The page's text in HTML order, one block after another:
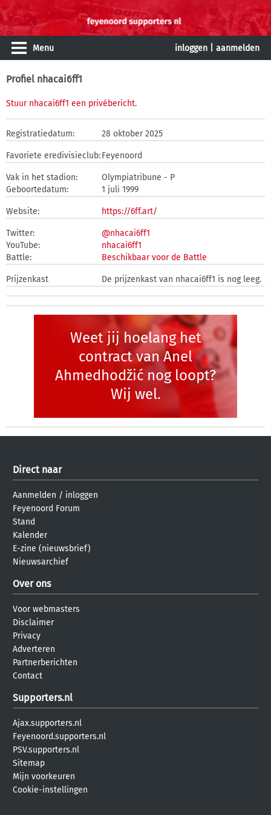
Menu inloggen aanmelden
Profiel nhacai6ff1
Stuur nhacai6ff1 een privébericht.
Registratiedatum: 28 oktober 2025
Favoriete eredivisieclub:Feyenoord
Vak in het stadion:
Olympiatribune - P
Geboortedatum:
1 juli 1999
Website: https://6ff.art/
Twitter:
@nhacai6ff1
YouTube:
nhacai6ff1
Battle:
Beschikbaar voor de Battle
Prijzenkast De prijzenkast van nhacai6ff1 is nog leeg.
Weet jij hoelang het
contract van Anel
Ahmedhodžić nog loopt?
Wij wel.
Direct naar
Aanmelden / inloggen
Feyenoord Forum
Stand
Kalender
E-zine (nieuwsbrief)
Nieuwsarchief
Over ons
Voor webmasters
Disclaimer
Privacy
Adverteren
Partnerberichten
Contact
Supporters.nl
Ajax.supporters.nl
Feyenoord.supporters.nl
PSV.supporters.nl
Sitemap
Mijn voorkeuren
Cookie-instellingen